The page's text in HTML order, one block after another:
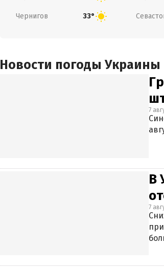
Чернигов 33°
Новости погоды Украины
7
В
7